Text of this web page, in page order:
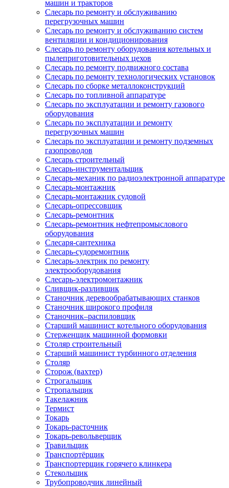
машин и тракторов
Слесарь по ремонту и обслуживанию
перегрузочных машин
Слесарь по ремонту и обслуживанию систем
вентиляции и кондиционирования
Слесарь по ремонту оборудования котельных и
пылеприготовительных цехов
Слесарь по ремонту подвижного состава
Слесарь по ремонту технологических установок
Слесарь по сборке металлоконструкций
Слесарь по топливной аппаратуре
Слесарь по эксплуатации и ремонту газового
оборудования
Слесарь по эксплуатации и ремонту
перегрузочных машин
Слесарь по эксплуатации и ремонту подземных
газопроводов
Слесарь строительный
Слесарь-инструментальщик
Слесарь-механик по радиоэлектронной аппаратуре
Слесарь-монтажник
Слесарь-монтажник судовой
Слесарь-опрессовщик
Слесарь-ремонтник
Слесарь-ремонтник нефтепромыслового
оборудования
Слесаря-сантехника
Слесарь-судоремонтник
Слесарь-электрик по ремонту
электрооборудования
Слесарь-электромонтажник
Сливщик-разливщик
Станочник деревообрабатывающих станков
Станочник широкого профиля
Станочник–распиловщик
Старший машинист котельного оборудования
Стерженщик машинной формовки
Столяр строительный
Старший машинист турбинного отделения
Столяр
Сторож (вахтер)
Строгальщик
Стропальщик
Такелажник
Термист
Токарь
Токарь-расточник
Токарь-револьверщик
Травильщик
Транспортёрщик
Транспортерщик горячего клинкера
Стекольщик
Трубопроводчик линейный